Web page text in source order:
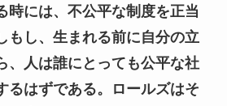
時には、不公平な制度を正当
もし、生まれる前に自分の立
、人は誰にとっても公平な社
るはずである。ロールズはそ